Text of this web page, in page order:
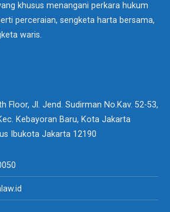
khusus menangani perkara hukum
perceraian, sengketa harta bersama,
waris.
Floor, Jl. Jend. Sudirman No.Kav. 52-53,
Kebayoran Baru, Kota Jakarta
Ibukota Jakarta 12190